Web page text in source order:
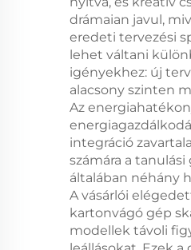
drámaian javul,
eredeti tervezési
lehet váltani
igényekhez: új
alacsony szinten
Az
integráció
számára a
általában néhány
A vásárlói
kartonvágó gép
modellek távoli